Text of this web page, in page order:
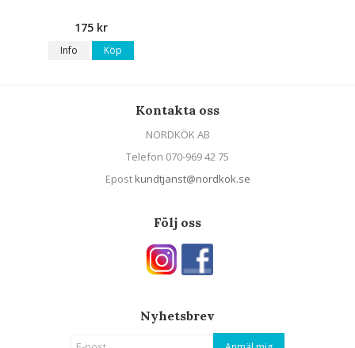
175 kr
Info Köp
Kontakta oss
NORDKÖK AB
Telefon 070-969 42 75
Epost kundtjanst@nordkok.se
Följ oss
Nyhetsbrev